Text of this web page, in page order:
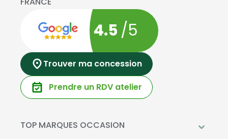
4.5 /5
Trouver ma concession
Prendre un RDV atelier
TOP MARQUES OCCASION